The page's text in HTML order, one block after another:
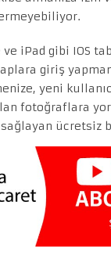
iPad gibi IOS
giriş
yeni
fotoğraflara
sağlayan ücretsiz